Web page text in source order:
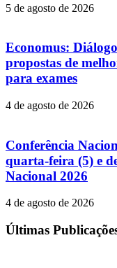
5 de agosto de 2026
Economus:
propostas de
para exames
4 de agosto de 2026
Conferência
quarta-feira (5) e
Nacional 2026
4 de agosto de 2026
Últimas